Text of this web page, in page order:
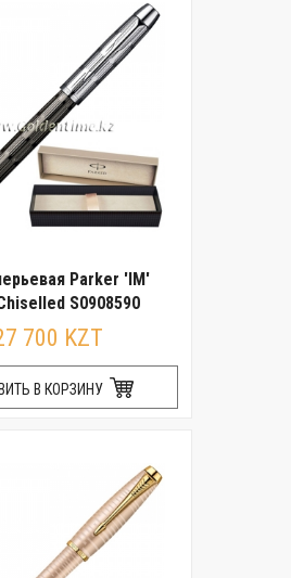
Parker 'IM'
S0908590
700 KZT
В КОРЗИНУ